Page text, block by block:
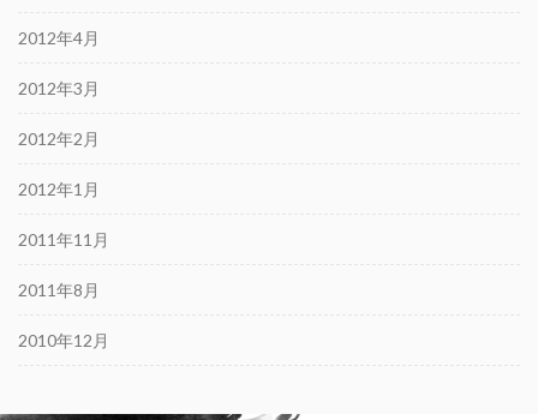
2012年4月
2012年3月
2012年2月
2012年1月
2011年11月
2011年8月
2010年12月